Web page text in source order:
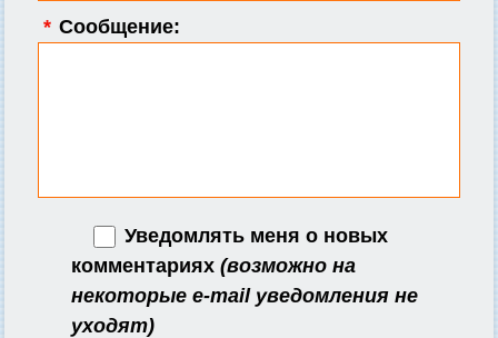
* Сообщение:
Уведомлять меня о новых
комментариях (возможно на
некоторые e-mail уведомления не
уходят)